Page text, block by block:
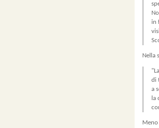
in
Nella
di
a
la